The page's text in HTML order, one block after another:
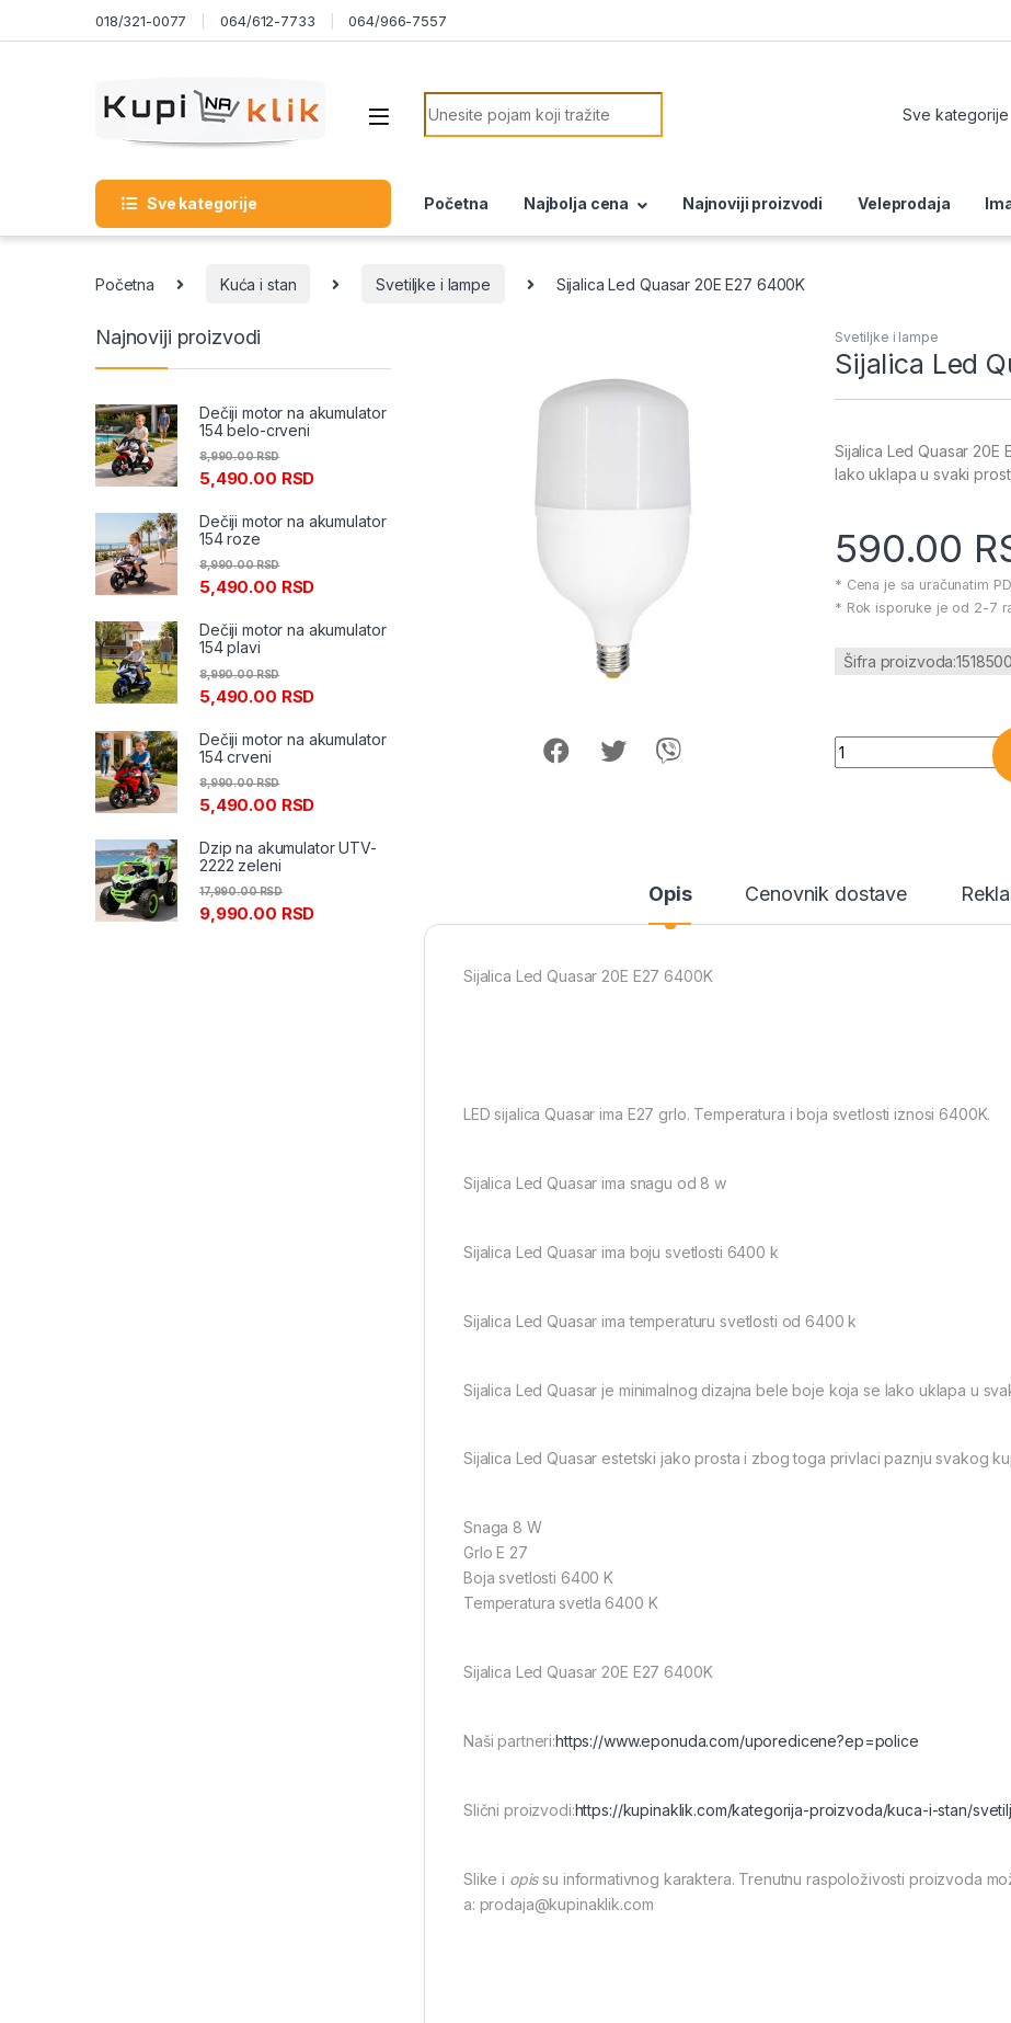
Skip to navigation018/321-0077 064/612-7733 064/966-7557
Search for:
Sve kategorije Početna Najbolja cena Najnoviji proizvodi Veleprodaja
Početna Kuća i stan Svetiljke i lampe Sijalica Led Quasar 20E E27 6400K
Svetiljke i lampe
Sijalica Led
Sijalica Led Quasar 20E
lako uklapa u svaki
590.00
* Cena je sa uračunatim
* Rok isporuke je od 2-7
Šifra proizvoda:1518500
Sijalica Led Quasar
Opis Cenovnik dostave
Sijalica Led Quasar 20E E27 6400K
LED sijalica Quasar ima E27 grlo. Temperatura i boja svetlosti iznosi 6400K.
Sijalica Led Quasar ima snagu od 8 w
Sijalica Led Quasar ima boju svetlosti 6400 k
Sijalica Led Quasar ima temperaturu svetlosti od 6400 k
Sijalica Led Quasar je minimalnog dizajna bele boje koja se lako uklapa u
Sijalica Led Quasar estetski jako prosta i zbog toga privlaci paznju svakog
Snaga 8 W
Grlo E 27
Boja svetlosti 6400 K
Temperatura svetla 6400 K
Sijalica Led Quasar 20E E27 6400K
Naši partneri:https://www.eponuda.com/uporedicene?ep=police
Slični proizvodi:https://kupinaklik.com/kategorija-proizvoda/kuca-i-stan/
Slike i opissu informativnog karaktera. Trenutnu raspoloživosti proizvoda
a: prodaja@kupinaklik.com
Najnoviji proizvodi
Dečiji motor na akumulator
154 belo-crveni
5,490.00 RSD
8,990.00RSD
Dečiji motor na akumulator
154 roze
5,490.00 RSD
8,990.00RSD
Dečiji motor na akumulator
154 plavi
5,490.00 RSD
8,990.00RSD
Dečiji motor na akumulator
154 crveni
5,490.00 RSD
8,990.00RSD
Dzip na akumulator UTV-
2222 zeleni
9,990.00 RSD
17,990.00RSD